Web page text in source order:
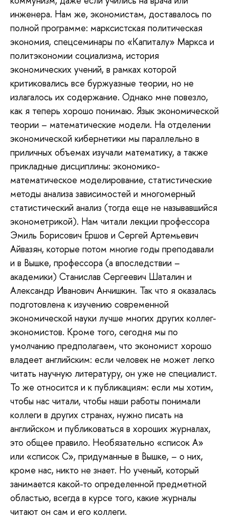
инженера. Нам же, экономистам, доставалось по
полной программе: марксистская политическая
экономия, спецсеминары по «Капиталу» Маркса и
политэкономии социализма, история
экономических учений, в рамках которой
критиковались все буржуазные теории, но не
излагалось их содержание. Однако мне повезло,
как я теперь хорошо понимаю. Язык экономической
теории – математические модели. На отделении
экономической кибернетики мы параллельно в
приличных объемах изучали математику, а также
прикладные дисциплины: экономико-
математическое моделирование, статистические
методы анализа зависимостей и многомерный
статистический анализ (тогда еще не называвшийся
эконометрикой). Нам читали лекции профессора
Эмиль Борисович Ершов и Сергей Артемьевич
Айвазян, которые потом многие годы преподавали
и в Вышке, профессора (а впоследствии –
академики) Станислав Сергеевич Шаталин и
Александр Иванович Анчишкин. Так что я оказалась
подготовлена к изучению современной
экономической науки лучше многих других коллег-
экономистов. Кроме того, сегодня мы по
умолчанию предполагаем, что экономист хорошо
владеет английским: если человек не может легко
читать научную литературу, он уже не специалист.
То же относится и к публикациям: если мы хотим,
чтобы нас читали, чтобы наши работы понимали
коллеги в других странах, нужно писать на
английском и публиковаться в хороших журналах,
это общее правило. Необязательно «список А»
или «список С», придуманные в Вышке, – о них,
кроме нас, никто не знает. Но ученый, который
занимается какой-то определенной предметной
областью, всегда в курсе того, какие журналы
читают он сам и его коллеги.